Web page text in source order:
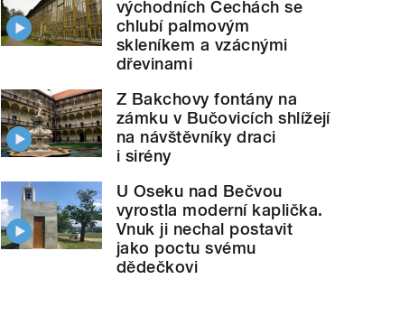
východních Čechách se
chlubí palmovým
skleníkem a vzácnými
dřevinami
Z Bakchovy fontány na
zámku v Bučovicích shlížejí
na návštěvníky draci
i sirény
U Oseku nad Bečvou
vyrostla moderní kaplička.
Vnuk ji nechal postavit
jako poctu svému
dědečkovi